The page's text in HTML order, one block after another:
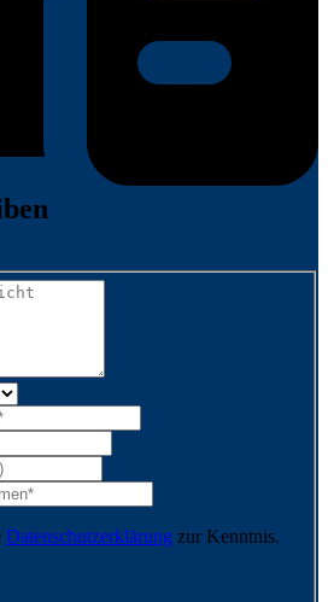
Datenschutzerklärung zur Kenntnis.